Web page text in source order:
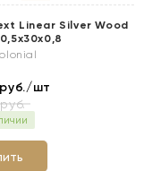
Linear Silver Wood
руб./шт